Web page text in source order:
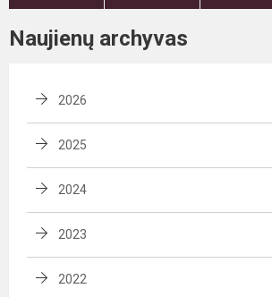
Naujienų archyvas
2026
2025
2024
2023
2022